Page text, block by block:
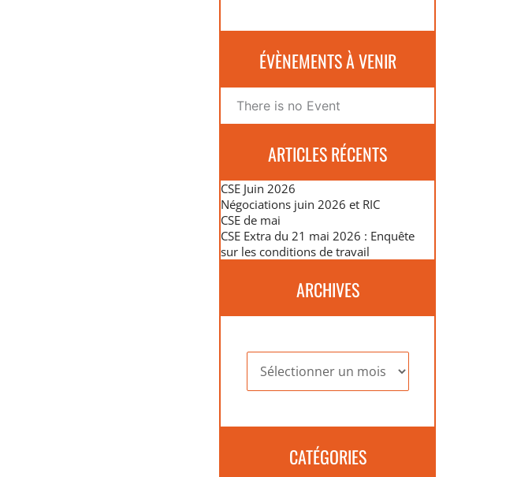
ÉVÈNEMENTS À VENIR
There is no Event
ARTICLES RÉCENTS
CSE Juin 2026
Négociations juin 2026 et RIC
CSE de mai
CSE Extra du 21 mai 2026 : Enquête
sur les conditions de travail
ARCHIVES
CATÉGORIES